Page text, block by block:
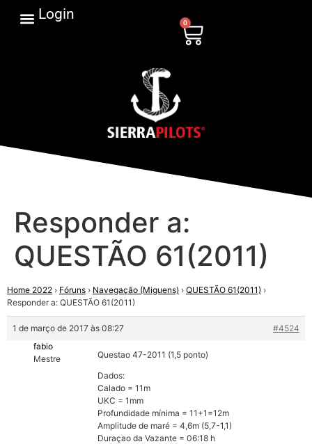
Login
0
Responder a:
QUESTÃO 61(2011)
Home 2022 › Fóruns › Navegação (Miguens) › QUESTÃO 61(2011) ›
Responder a: QUESTÃO 61(2011)
1 de março de 2017 às 08:27
#4524
fabio
Mestre
Questao 47-2011 (1,5 ponto)
Dados:
Calado = 11m
UKC = 1mm
Profundidade mínima = 11+1=12m
Amplitude de maré = 4,6m (5,7-1,1)
Duraçao da Vazante = 06:18 h